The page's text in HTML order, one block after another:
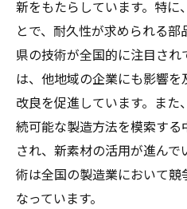
新をもたらしています。特に
とで、耐久性が求められる
県の技術が全国的に注目さ
は、他地域の企業にも影響
改良を促進しています。ま
続可能な製造方法を模索す
され、新素材の活用が進ん
術は全国の製造業において
なっています。